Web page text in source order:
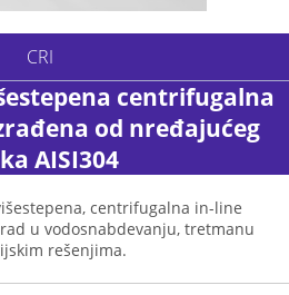
CRI
centrifugalna
od nređajućeg
AISI304
centrifugalna in-line
u vodosnabdevanju, tretmanu
rešenjima.